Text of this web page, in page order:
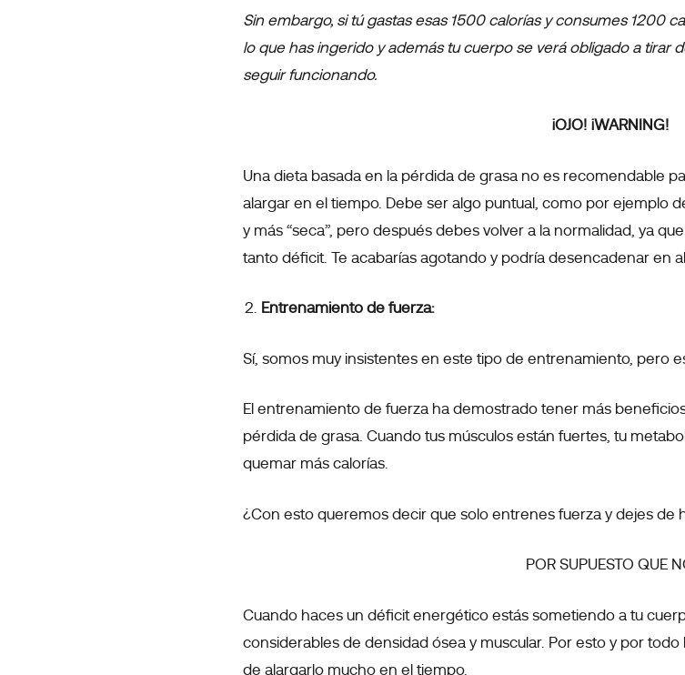
Sin embargo, si tú gastas esas 1500 calorías y consumes 1200
lo que has ingerido y además tu cuerpo se verá obligado a tirar
seguir funcionando.
¡OJO! ¡WARNING!
Una dieta basada en la pérdida de grasa no es recomendable
alargar en el tiempo. Debe ser algo puntual, como por ejemplo
y más “seca”, pero después debes volver a la normalidad, ya
tanto déficit. Te acabarías agotando y podría desencadenar en
Entrenamiento de fuerza:
Sí, somos muy insistentes en este tipo de entrenamiento, pero
El entrenamiento de fuerza ha demostrado tener más
pérdida de grasa. Cuando tus músculos están fuertes, tu
quemar más calorías.
¿Con esto queremos decir que solo entrenes fuerza y dejes de
POR SUPUESTO QUE
Cuando haces un déficit energético estás sometiendo a tu
considerables de densidad ósea y muscular. Por esto y por
de alargarlo mucho en el tiempo.